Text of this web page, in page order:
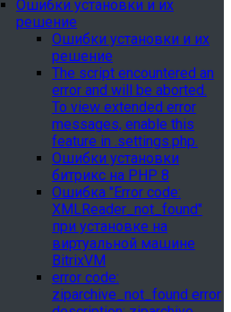
Ошибки установки и их
решение
Ошибки установки и их
решение
The script encountered an
error and will be aborted.
To view extended error
messages, enable this
feature in .settings.php.
Ошибки установки
битрикс на PHP 8
Ошибка "Error сode:
XMLReader_not_found"
при установке на
виртуальной машине
BitrixVM
error сode:
ziparchive_not_found error